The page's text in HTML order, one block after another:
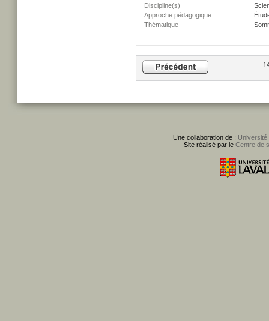
Discipline(s)
Approche pédagogique
Thématique
Une collaboration de : Université
Site réalisé par le Centre de